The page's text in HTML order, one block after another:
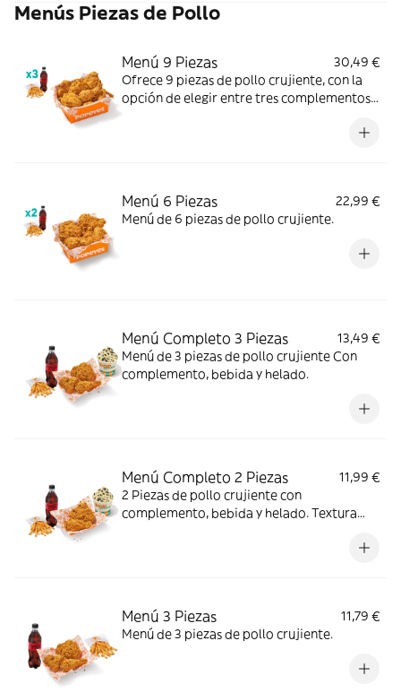
Menús Piezas de Pollo
Menú 9 Piezas
30,49 €
Ofrece 9 piezas de pollo crujiente, con la
opción de elegir entre tres complementos
Menú 6 Piezas
22,99 €
Menú de 6 piezas de pollo crujiente.
Menú Completo 3 Piezas
13,49 €
Menú de 3 piezas de pollo crujiente Con
complemento, bebida y helado.
Menú Completo 2 Piezas
11,99 €
2 Piezas de pollo crujiente con
complemento, bebida y helado. Textura
Menú 3 Piezas
11,79 €
Menú de 3 piezas de pollo crujiente.